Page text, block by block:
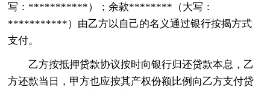
写：***********）；余款********（大写：
***********）由乙方以自己的名义通过银行按揭方式
支付。
乙方按抵押贷款协议按时向银行归还贷款本息，乙
方还款当日，甲方也应按其产权份额比例向乙方支付贷